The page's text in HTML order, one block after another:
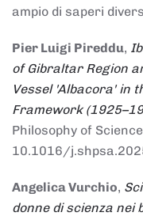
ampio di saperi
Pier Luigi Pireddu,
of Gibraltar Region
Vessel 'Albacora' in
Framework
Philosophy of
10.1016/
Angelica Vurchio,
donne di scienza nei